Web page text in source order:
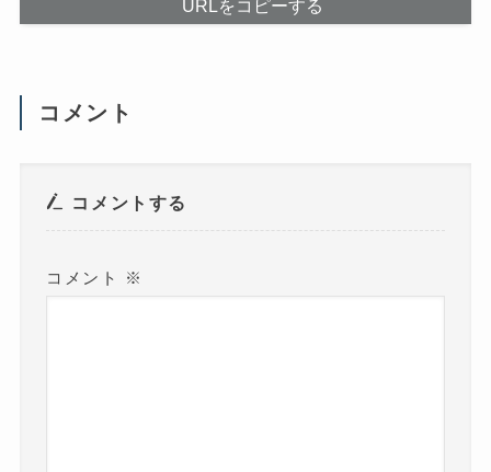
ン
ま
す
URLをコピーする
コメント
コメントする
コメント ※